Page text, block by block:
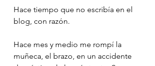
Hace tiempo que no escribía en el
blog, con razón.
Hace mes y medio me rompí la
muñeca, el brazo, en un accidente